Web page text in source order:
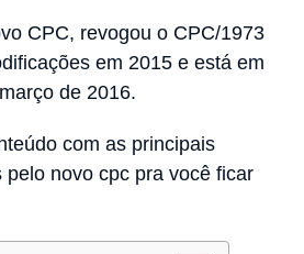
CPC, revogou o CPC/1973
em 2015 e está em
de 2016.
com as principais
pelo novo cpc pra você ficar